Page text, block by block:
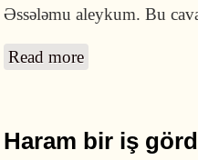
Əssələmu aleykum. Bu
Read more
Haram bir iş